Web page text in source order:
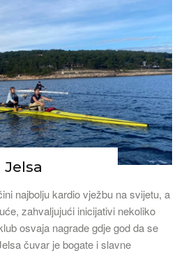
najbolju kardio vježbu na svijetu, a
zahvaljujući inicijativi nekoliko
osvaja nagrade gdje god da se
čuvar je bogate i slavne